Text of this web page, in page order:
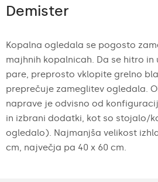
Demister
Kopalna ogledala se pogosto
majhnih kopalnicah. Da se hitro
pare, preprosto vklopite grelno
preprečuje zameglitev ogledala.
naprave je odvisno od
in izbrani dodatki, kot so stojalo/
ogledalo). Najmanjša velikost
cm, največja pa 40 x 60 cm.